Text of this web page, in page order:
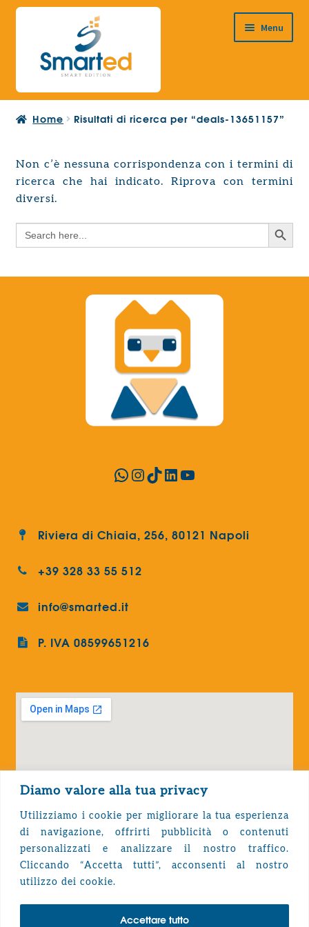
Diamo valore alla tua privacy
Utilizziamo i cookie per migliorare la tua esperienza
di navigazione, offrirti pubblicità o contenuti
personalizzati e analizzare il nostro traffico.
Cliccando “Accetta tutti”, acconsenti al nostro
utilizzo dei cookie.
Accettare tutto
Vai
navigazione
Vai
contenuto
Menu
HOME
PRODOTTI
Espandi
il
child
PROGETTAZIONE EUROPEA
menu
child
Search
Home Risultati di ricerca per “deals-13651157”
Non c’è nessuna corrispondenza con i termini di
ricerca che hai indicato. Riprova con termini
diversi.
Search
for:
Search Button
WhatsApp
Instagram
TikTok
LinkedIn
YouTube
Riviera di Chiaia, 256, 80121 Napoli
+39 328 33 55 512
info@smarted.it
P. IVA 08599651216
Privacy Policy